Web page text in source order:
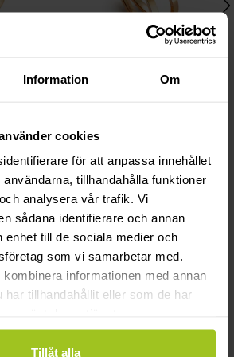
Information Om
cookies
för att anpassa innehållet
tillhandahålla funktioner
analysera vår trafik. Vi
sådana identifierare och annan
enhet till de sociala medier och
som vi samarbetar med.
informationen med annan
har tillhandahållit eller som de har
Tillåt alla
C41800-2K rödguld
Pris:10 420 kr
10 420 kr
köpte också